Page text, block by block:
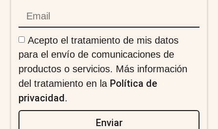
Acepto el tratamiento de mis datos
para el envío de comunicaciones de
productos o servicios. Más información
del tratamiento en la Política de
privacidad.
Enviar